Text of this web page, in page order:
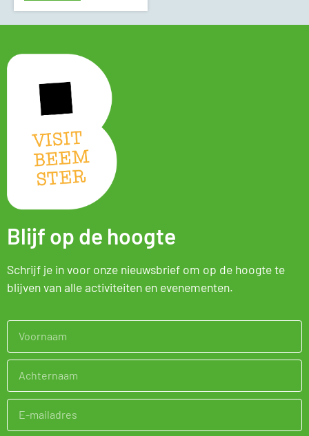
Blijf op de hoogte
Schrijf je in voor onze nieuwsbrief om op de hoogte te
blijven van alle activiteiten en evenementen.